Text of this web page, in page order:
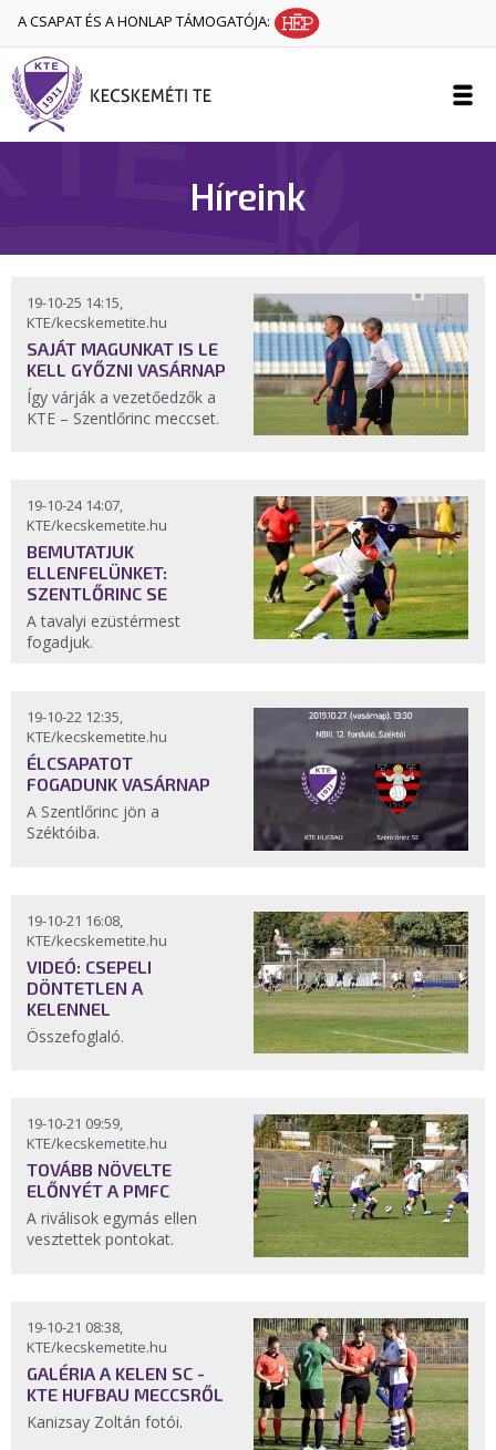
A CSAPAT ÉS A HONLAP TÁMOGATÓJA:
Híreink
19-10-25 14:15,
KTE/kecskemetite.hu
SAJÁT MAGUNKAT IS LE
KELL GYŐZNI VASÁRNAP
Így várják a vezetőedzők a
KTE – Szentlőrinc meccset.
19-10-24 14:07,
KTE/kecskemetite.hu
BEMUTATJUK
ELLENFELÜNKET:
SZENTLŐRINC SE
A tavalyi ezüstérmest
fogadjuk.
19-10-22 12:35,
KTE/kecskemetite.hu
ÉLCSAPATOT
FOGADUNK VASÁRNAP
A Szentlőrinc jön a
Széktóiba.
19-10-21 16:08,
KTE/kecskemetite.hu
VIDEÓ: CSEPELI
DÖNTETLEN A
KELENNEL
Összefoglaló.
19-10-21 09:59,
KTE/kecskemetite.hu
TOVÁBB NÖVELTE
ELŐNYÉT A PMFC
A riválisok egymás ellen
vesztettek pontokat.
19-10-21 08:38,
KTE/kecskemetite.hu
GALÉRIA A KELEN SC -
KTE HUFBAU MECCSRŐL
Kanizsay Zoltán fotói.